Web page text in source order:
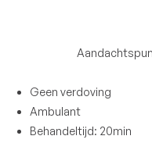
Geen verdoving
Ambulant
Behandeltijd: 20min